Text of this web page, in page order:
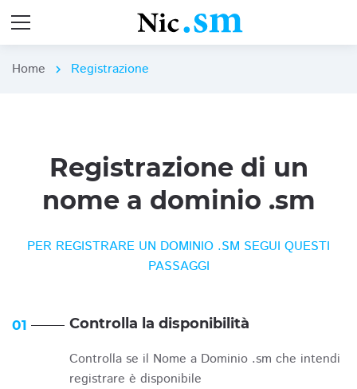
Home chevron_right Registrazione
Registrazione di un
nome a dominio .sm
PER REGISTRARE UN DOMINIO .SM SEGUI QUESTI
PASSAGGI
01 Controlla la disponibilità
Controlla se il Nome a Dominio .sm che intendi
registrare è disponibile